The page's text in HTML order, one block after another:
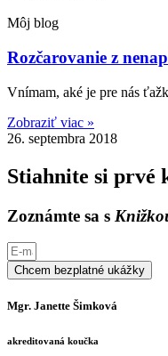
Môj blog
Rozčarovanie z
Vnímam, aké je pre nás
Zobraziť viac »
26. septembra 2018
Stiahnite si prvé
Zoznámte sa s
Chcem bezplatné ukážky
Mgr. Janette Šimková
akreditovaná koučka